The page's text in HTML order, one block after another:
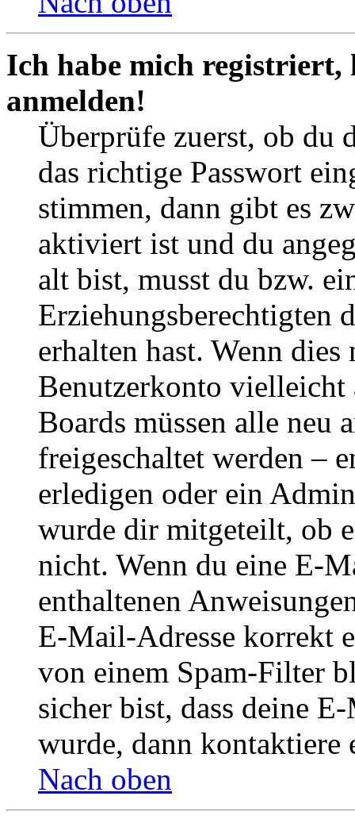
Ich habe mich
anmelden!
Überprüfe zuerst, ob du
das richtige Passwort
stimmen, dann gibt es
aktiviert ist und du
alt bist, musst du bzw.
Erziehungsberechtigten
erhalten hast. Wenn
Benutzerkonto
Boards müssen alle neu
freigeschaltet werden –
erledigen oder ein
wurde dir mitgeteilt, ob
nicht. Wenn du eine E-
enthaltenen
E-Mail-Adresse korrekt
von einem Spam-Filter
sicher bist, dass deine
wurde, dann kontaktiere
Nach oben